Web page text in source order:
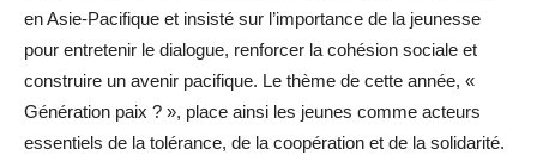
en Asie-Pacifique et insisté sur l’importance de la jeunesse
pour entretenir le dialogue, renforcer la cohésion sociale et
construire un avenir pacifique. Le thème de cette année, «
Génération paix ? », place ainsi les jeunes comme acteurs
essentiels de la tolérance, de la coopération et de la solidarité.